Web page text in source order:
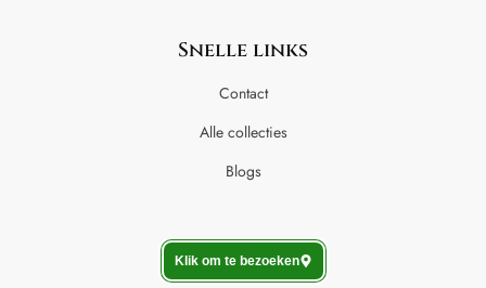
Snelle links
Contact
Alle collecties
Blogs
Klik om te bezoeken